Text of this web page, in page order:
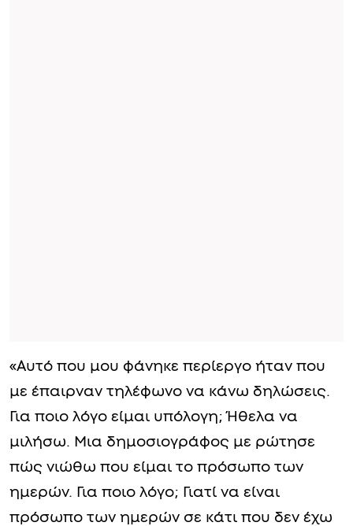
«Αυτό που μου φάνηκε περίεργο ήταν που
με έπαιρναν τηλέφωνο να κάνω δηλώσεις.
Για ποιο λόγο είμαι υπόλογη; Ήθελα να
μιλήσω. Μια δημοσιογράφος με ρώτησε
πώς νιώθω που είμαι το πρόσωπο των
ημερών. Για ποιο λόγο; Γιατί να είναι
πρόσωπο των ημερών σε κάτι που δεν έχω